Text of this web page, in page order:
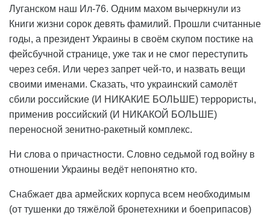
Луганском наш Ил-76. Одним махом вычеркнули из
Книги жизни сорок девять фамилий. Прошли считанные
годы, а президент Украины в своём скупом постике на
фейсбучной странице, уже так и не смог переступить
через себя. Или через запрет чей-то, и назвать вещи
своими именами. Сказать, что украинский самолёт
сбили российские (И НИКАКИЕ БОЛЬШЕ) террористы,
применив российский (И НИКАКОЙ БОЛЬШЕ)
переносной зенитно-ракетный комплекс.
Ни слова о причастности. Словно седьмой год войну в
отношении Украины ведёт непонятно кто.
Снабжает два армейских корпуса всем необходимым
(от тушенки до тяжёлой бронетехники и боеприпасов)